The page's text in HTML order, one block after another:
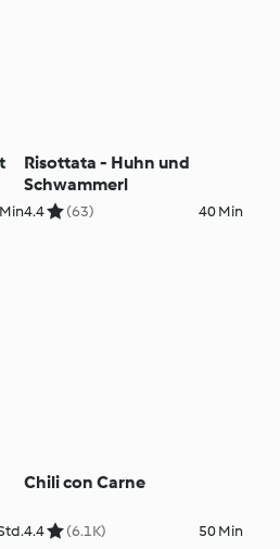
Risottata - Huhn und
Schwammerl
4.4 (63) 40 Min
Chili con Carne
4.4 (6.1K) 50 Min